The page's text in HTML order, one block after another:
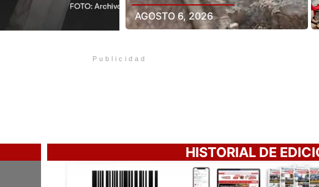
AGOSTO 6, 2026
Publicidad
HISTORIAL DE